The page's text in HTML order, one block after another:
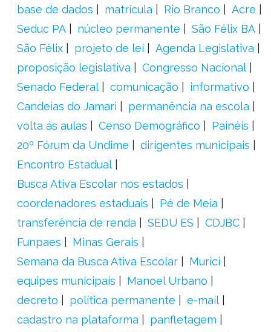
base de dados
matrícula Rio Branco
Acre
Seduc PA
núcleo permanente
São Félix BA
São Félix
projeto de lei
Agenda Legislativa
proposição legislativa
Congresso Nacional
Senado Federal
comunicação
informativo
Candeias do Jamari
permanência na escola
volta ás aulas
Censo Demográfico
Painéis
20º Fórum da Undime
dirigentes municipais
Encontro Estadual
Busca Ativa Escolar nos estados
coordenadores estaduais
Pé de Meia
transferência de renda
SEDU ES
CDJBC
Funpaes
Minas Gerais
Semana da Busca Ativa Escolar
Murici
equipes municipais
Manoel Urbano
decreto
política permanente
e-mail
cadastro na plataforma
panfletagem